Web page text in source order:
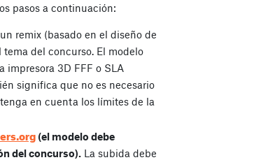
pasos a continuación:
remix (basado en el diseño de
del concurso. El modelo
impresora 3D FFF o SLA
significa que no es necesario
en cuenta los límites de la
(el modelo debe
del concurso). La subida debe